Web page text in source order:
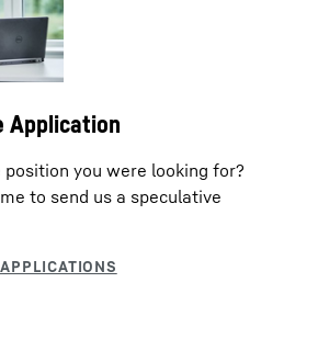
Application
position you were looking for?
to send us a speculative